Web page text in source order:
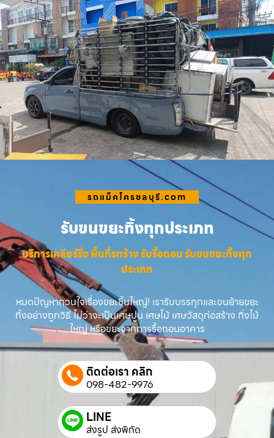
รถแม็คโครชลบุรี.com
รับขนขยะทิ้งทุกประเภท
บริการเคลียร์ริ่ง พื้นที่รกร้าง รับรื้อถอน รับขนขยะทิ้งทุก
ประเภท
หมดปัญหากวนใจเรื่องขยะชิ้นใหญ่! เรารับบรรทุกและขนย้ายขยะ
ทิ้งอย่างถูกวิธี ไม่ว่าจะเป็นเศษปูน เศษไม้ เศษวัสดุก่อสร้าง กิ่งไม้
ใหญ่ หรือขยะจากการรื้อถอนอาคาร
ติดต่อเรา คลิก
098-482-9976
LINE
ส่งรูป ส่งพิกัด